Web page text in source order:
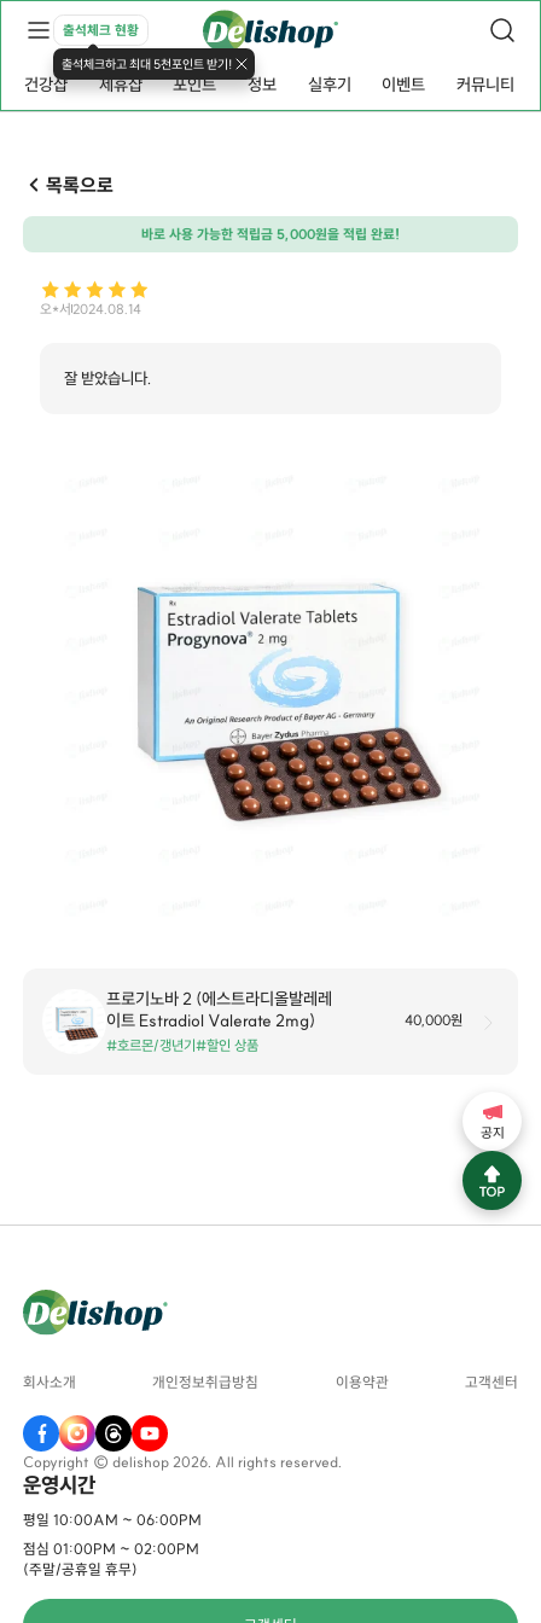
출석체크 현황
출석체크하고 최대 5천포인트 받기!
건강샵 제휴샵 포인트 정보 실후기 이벤트 커뮤니티
목록으로
바로 사용 가능한 적립금 5,000원을 적립 완료!
오*서2024.08.14
잘 받았습니다.
프로기노바 2 (에스트라디올발레레
이트 Estradiol Valerate 2mg)
#호르몬/갱년기#할인 상품
40,000원
회사소개 개인정보취급방침 이용약관 고객센터
Copyright © delishop 2026. All rights reserved.
운영시간
평일 10:00AM ~ 06:00PM
점심 01:00PM ~ 02:00PM
(주말/공휴일 휴무)
공지